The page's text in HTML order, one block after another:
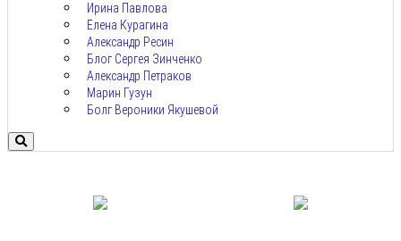
Ирина Павлова
Елена Курагина
Александр Ресин
Блог Сергея Зинченко
Александр Петраков
Марин Гузун
Болг Вероники Якушевой